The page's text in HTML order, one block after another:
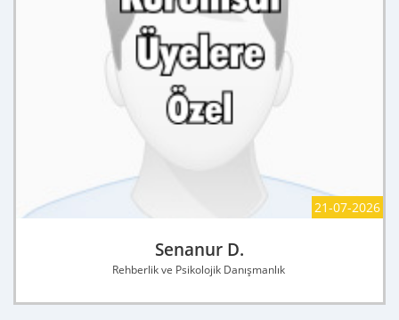
21-07-2026
Senanur D.
Rehberlik ve Psikolojik Danışmanlık